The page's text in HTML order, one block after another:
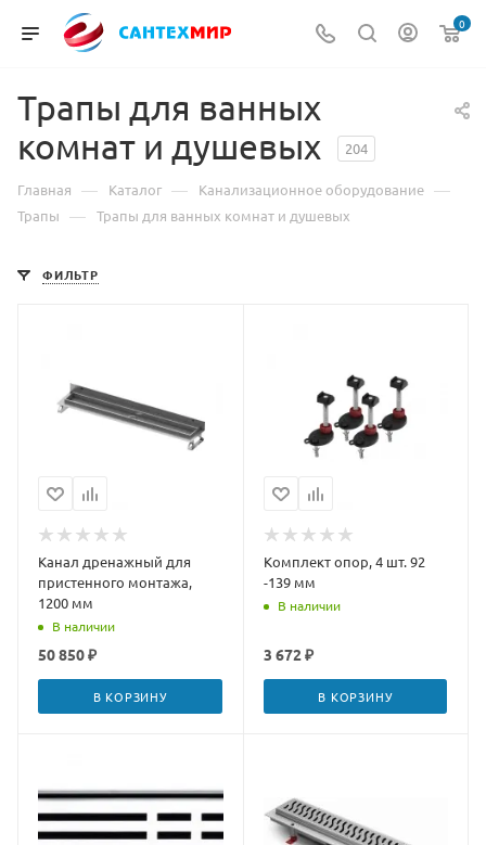
0
Трапы для ванных
комнат и душевых
204
Главная — Каталог — Канализационное оборудование —
Трапы — Трапы для ванных комнат и душевых
ФИЛЬТР
Канал дренажный для
пристенного монтажа,
1200 мм
В наличии
50 850 ₽
В КОРЗИНУ
Комплект опор, 4 шт. 92
-139 мм
В наличии
3 672 ₽
В КОРЗИНУ